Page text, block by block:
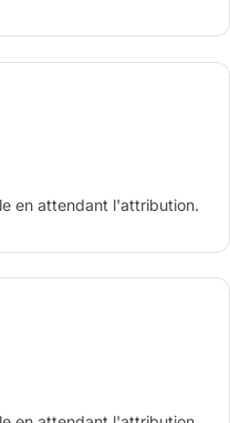
en attendant l'attribution.